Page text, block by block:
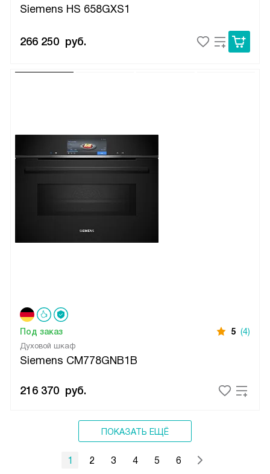
Siemens HS 658GXS1
266 250 руб.
Духовой шкаф
Siemens CM778GNB1B
Под заказ 5 (4)
216 370 руб.
ПОКАЗАТЬ ЕЩЁ
1 2 3 4 5 6